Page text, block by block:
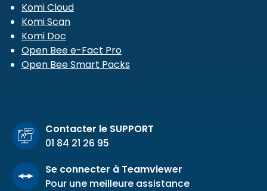
Komi Cloud
Komi Scan
Komi Doc
Open Bee e-Fact Pro
Open Bee Smart Packs
Contacter le SUPPORT
01 84 21 26 95
Se connecter à Teamviewer
Pour une meilleure assistance